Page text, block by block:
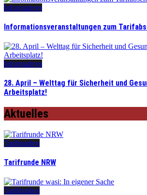
Informatives
Informationsveranstaltungen zum
Informatives
28. April – Welttag für Sicherheit und
Arbeitsplatz!
Aktuelles
Tarifrunden
Tarifrunde NRW
Tarifrunden